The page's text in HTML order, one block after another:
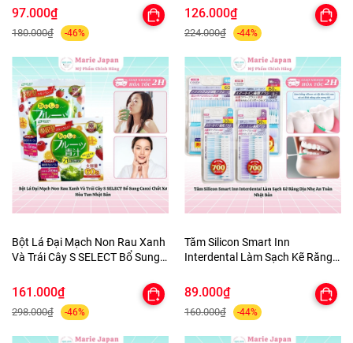
Hộpx450ml
97.000₫
180.000₫ -46%
126.000₫
224.000₫ -44%
Bột Lá Đại Mạch Non Rau Xanh
Và Trái Cây S SELECT Bổ Sung
Bản
161.000₫
298.000₫ -46%
Tăm Silicon Smart Inn
Interdental Làm Sạch Kẽ Răng
89.000₫
160.000₫ -44%